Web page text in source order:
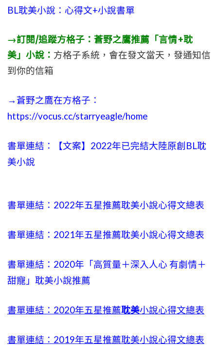
BL耽美小說：心得文+小說書單
→訂閱/追蹤方格子：蒼野之鷹推薦「言情+耽
美」小說： 方格子系統，會在發文當天，發通知信
到你的信箱
→蒼野之鷹在方格子：
https://vocus.cc/starryeagle/home
書單連結：【文案】2022年已完結大陸原創BL耽
美小說
書單連結：2022年五星推薦耽美小說心得文總表
書單連結：2021年五星推薦耽美小說心得文總表
書單連結：2020年「高質量＋深入人心 有劇情＋
甜寵」耽美小說推薦
書單連結：2020年五星推薦耽美小說心得文總表
書單連結：2019年五星推薦耽美小說心得文總表